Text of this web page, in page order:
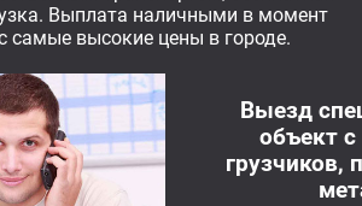
Выплата наличными в момент
самые высокие цены в городе.
Выезд
объект
грузчиков,